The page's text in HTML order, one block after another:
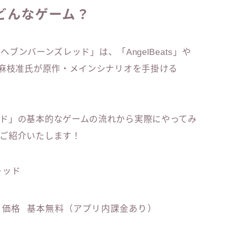
んなゲーム？
ブンバーンズレッド」は、「AngelBeats」や
枝准氏が原作・メインシナリオを手掛ける
」の基本的なゲームの流れから実際にやってみ
紹介いたします！
ド
格 基本無料（アプリ内課金あり）